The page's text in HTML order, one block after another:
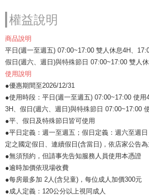
權益說明
商品說明
平日(週一至週五) 07:00~17:00 雙人休息4H、
假日(週六、週日)與特殊節日 07:00~17:00 雙人
使用說明
●優惠期間至2026/12/31
●使用時段：平日(週一至週五) 07:00~17:00 使用
3H、假日(週六、週日)與特殊節日 07:00~17:00
●平、假日及特殊節日皆可使用
●平日定義：週一至週五；假日定義：週六至週
定之國定假日、連續假日(含當日)，依店家公告為
●無須預約，但請事先告知服務人員使用本憑證
●逾時加價依現場收費
●每房最多加 2人(含兒童)，每位成人加價300元
●成人定義：120公分以上視同成人